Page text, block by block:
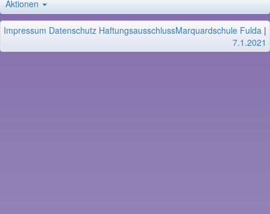
Aktionen
Impressum Datenschutz HaftungsausschlussMarquardschule Fulda |
7.1.2021